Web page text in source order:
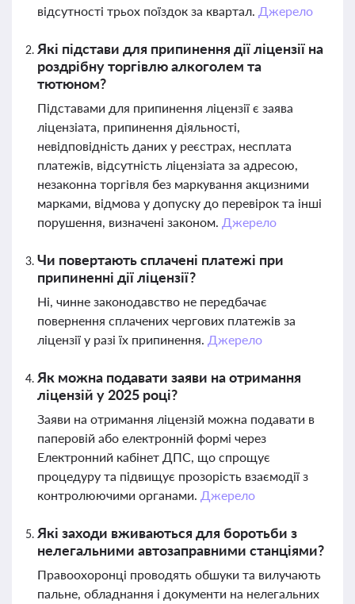
відсутності трьох поїздок за квартал. Джерело
Які підстави для припинення дії ліцензії на
роздрібну торгівлю алкоголем та
тютюном?
Підставами для припинення ліцензії є заява
ліцензіата, припинення діяльності,
невідповідність даних у реєстрах, несплата
платежів, відсутність ліцензіата за адресою,
незаконна торгівля без маркування акцизними
марками, відмова у допуску до перевірок та інші
порушення, визначені законом. Джерело
Чи повертають сплачені платежі при
припиненні дії ліцензії?
Ні, чинне законодавство не передбачає
повернення сплачених чергових платежів за
ліцензії у разі їх припинення. Джерело
Як можна подавати заяви на отримання
ліцензій у 2025 році?
Заяви на отримання ліцензій можна подавати в
паперовій або електронній формі через
Електронний кабінет ДПС, що спрощує
процедуру та підвищує прозорість взаємодії з
контролюючими органами. Джерело
Які заходи вживаються для боротьби з
нелегальними автозаправними станціями?
Правоохоронці проводять обшуки та вилучають
пальне, обладнання і документи на нелегальних